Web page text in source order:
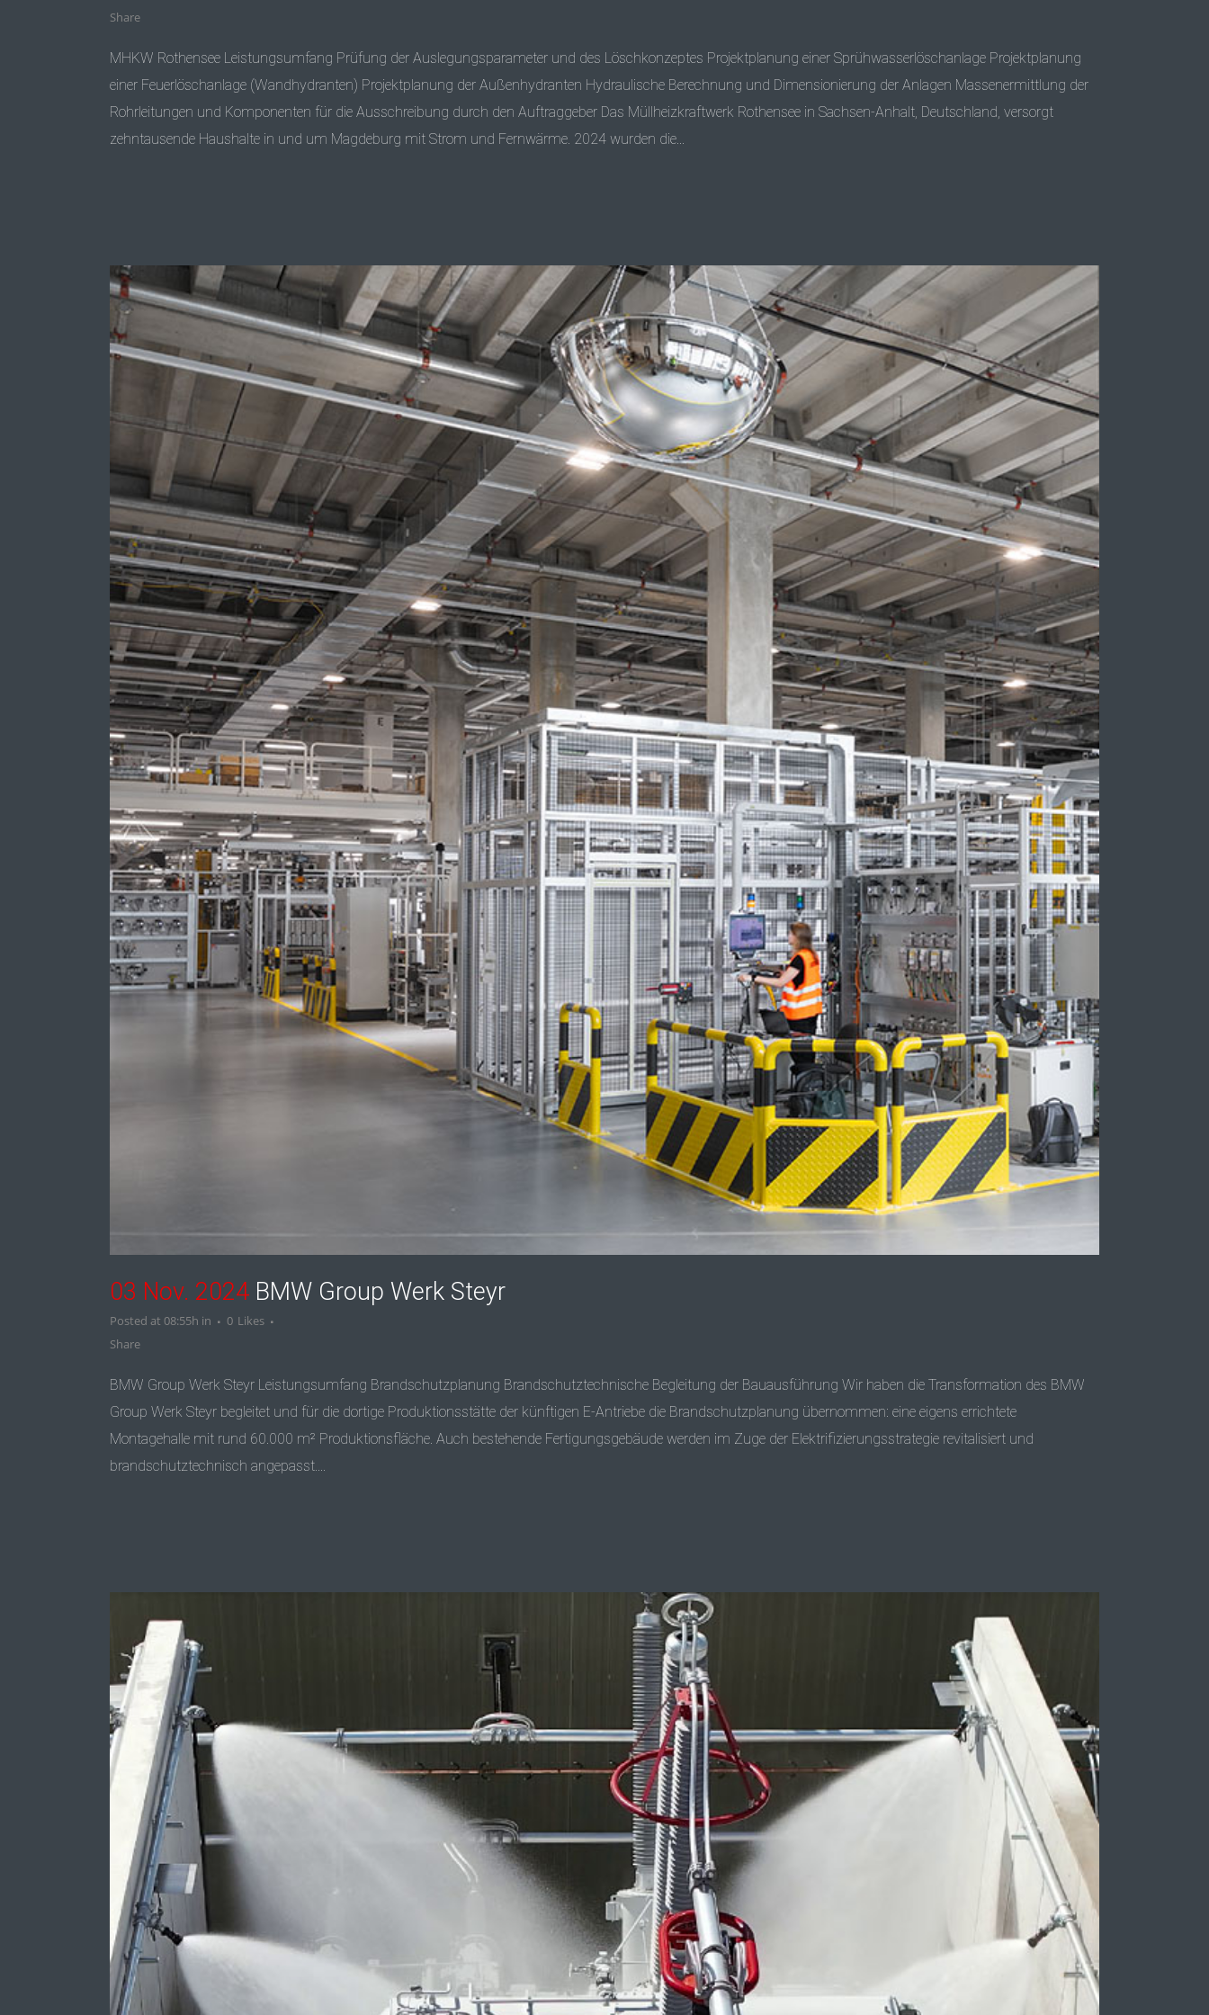
Share
MHKW Rothensee Leistungsumfang Prüfung der Auslegungsparameter und des Löschkonzeptes Projektplanung einer Sprühwasserlöschanlage Projektplanung
einer Feuerlöschanlage (Wandhydranten) Projektplanung der Außenhydranten Hydraulische Berechnung und Dimensionierung der Anlagen Massenermittlung der
Rohrleitungen und Komponenten für die Ausschreibung durch den Auftraggeber Das Müllheizkraftwerk Rothensee in Sachsen-Anhalt, Deutschland, versorgt
zehntausende Haushalte in und um Magdeburg mit Strom und Fernwärme. 2024 wurden die...
03 Nov. 2024 BMW Group Werk Steyr
Posted at 08:55h in 0 Likes
Share
BMW Group Werk Steyr Leistungsumfang Brandschutzplanung Brandschutztechnische Begleitung der Bauausführung Wir haben die Transformation des BMW
Group Werk Steyr begleitet und für die dortige Produktionsstätte der künftigen E-Antriebe die Brandschutzplanung übernommen: eine eigens errichtete
Montagehalle mit rund 60.000 m² Produktionsfläche. Auch bestehende Fertigungsgebäude werden im Zuge der Elektrifizierungsstrategie revitalisiert und
brandschutztechnisch angepasst....